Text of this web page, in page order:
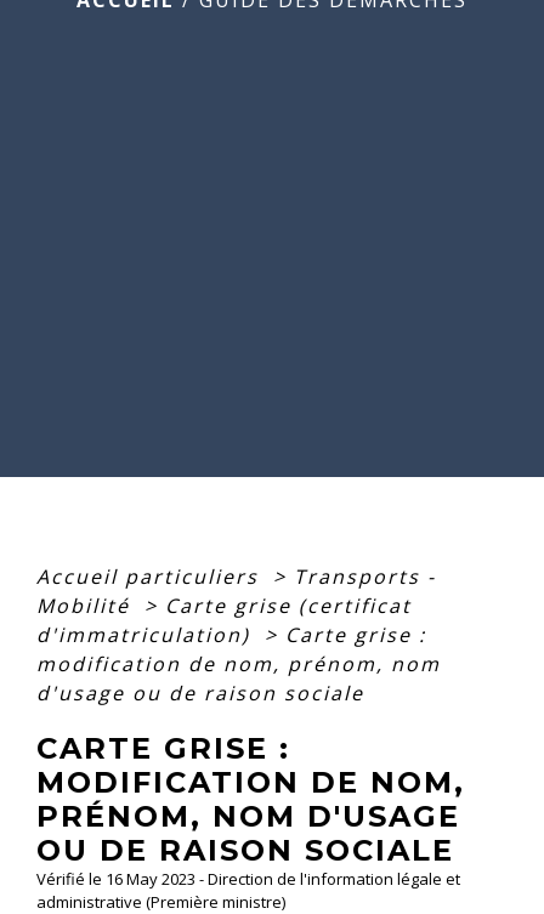
Accueil particuliers > Transports -
Mobilité
> Carte grise (certificat
d'immatriculation)
> Carte grise :
modification de nom, prénom, nom
d'usage ou de raison sociale
CARTE GRISE :
MODIFICATION DE NOM,
PRÉNOM, NOM D'USAGE
OU DE RAISON SOCIALE
Vérifié le 16 May 2023 - Direction de l'information légale et
administrative (Première ministre)